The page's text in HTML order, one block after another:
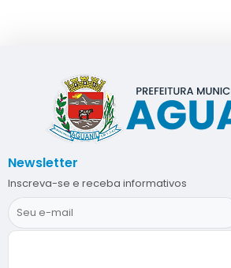
Newsletter
Inscreva-se e receba informativos